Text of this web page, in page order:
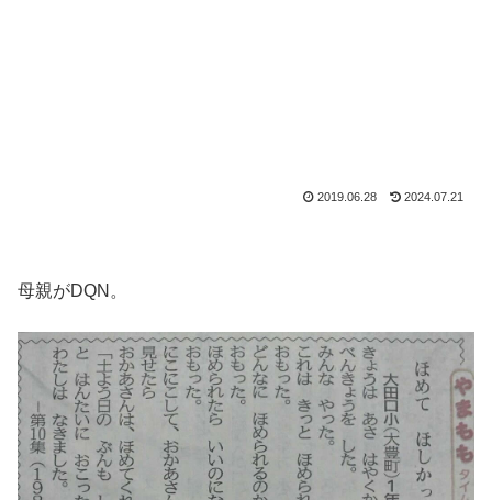
2019.06.28 2024.07.21
母親がDQN。